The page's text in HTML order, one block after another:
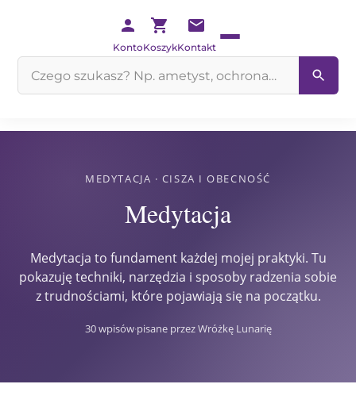
KontoKoszykKontakt
MEDYTACJA · CISZA I OBECNOŚĆ
Medytacja
Medytacja to fundament każdej mojej praktyki. Tu
pokazuję techniki, narzędzia i sposoby radzenia sobie
z trudnościami, które pojawiają się na początku.
30 wpisów·pisane przez Wróżkę Lunarię